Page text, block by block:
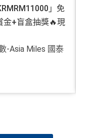
」免
金+盲盒抽獎🔥現
-Asia Miles 國泰